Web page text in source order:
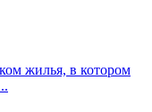
жилья, в котором